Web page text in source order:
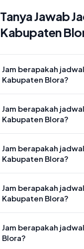
Tanya Jawab
Kabupaten
Jam berapakah
Kabupaten Blora?
Jam berapakah
Kabupaten Blora?
Jam berapakah
Kabupaten Blora?
Jam berapakah
Kabupaten Blora?
Jam berapakah
Blora?